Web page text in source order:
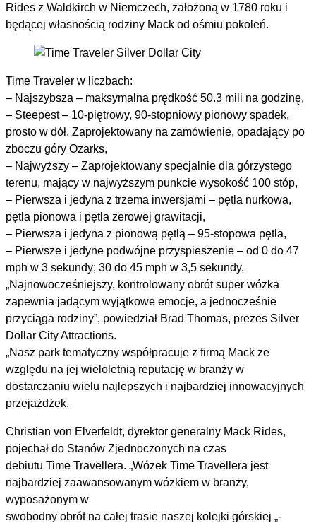
Rides z Waldkirch w Niemczech, założoną w 1780 roku i
będącej własnością rodziny Mack od ośmiu pokoleń.
Time Traveler w liczbach:
– Najszybsza – maksymalna prędkość 50.3 mili na godzinę,
– Steepest – 10-piętrowy, 90-stopniowy pionowy spadek,
prosto w dół. Zaprojektowany na zamówienie, opadający po
zboczu góry Ozarks,
– Najwyższy – Zaprojektowany specjalnie dla górzystego
terenu, mający w najwyższym punkcie wysokość 100 stóp,
– Pierwsza i jedyna z trzema inwersjami – pętla nurkowa,
pętla pionowa i pętla zerowej grawitacji,
– Pierwsza i jedyna z pionową pętlą – 95-stopowa pętla,
– Pierwsze i jedyne podwójne przyspieszenie – od 0 do 47
mph w 3 sekundy; 30 do 45 mph w 3,5 sekundy,
„Najnowocześniejszy, kontrolowany obrót super wózka
zapewnia jadącym wyjątkowe emocje, a jednocześnie
przyciąga rodziny”, powiedział Brad Thomas, prezes Silver
Dollar City Attractions.
„Nasz park tematyczny współpracuje z firmą Mack ze
względu na jej wieloletnią reputację w branży w
dostarczaniu wielu najlepszych i najbardziej innowacyjnych
przejażdżek.
Christian von Elverfeldt, dyrektor generalny Mack Rides,
pojechał do Stanów Zjednoczonych na czas
debiutu Time Travellera. „Wózek Time Travellera jest
najbardziej zaawansowanym wózkiem w branży,
wyposażonym w
swobodny obrót na całej trasie naszej kolejki górskiej „-